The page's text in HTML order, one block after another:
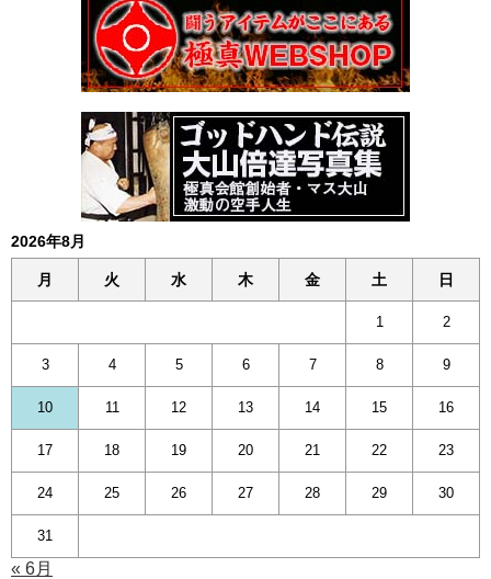
2026年8月
月 火 水 木 金 土 日
1 2
3 4 5 6 7 8 9
10 11 12 13 14 15 16
17 18 19 20 21 22 23
24 25 26 27 28 29 30
31
« 6月